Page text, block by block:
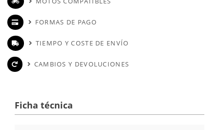
FORMAS DE PAGO
TIEMPO Y COSTE DE ENVÍO
CAMBIOS Y DEVOLUCIONES
Ficha técnica